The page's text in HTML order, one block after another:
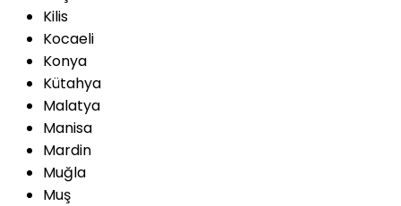
Kilis
Kocaeli
Konya
Kütahya
Malatya
Manisa
Mardin
Muğla
Muş